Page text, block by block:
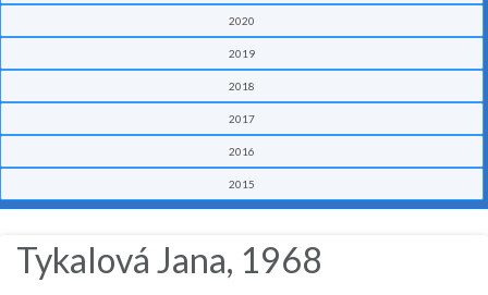
2020
2019
2018
2017
2016
2015
Tykalová Jana, 1968